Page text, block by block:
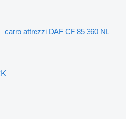
carro attrezzi DAF CF 85 360 NL